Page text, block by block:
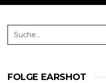
FOLGE EARSHOT